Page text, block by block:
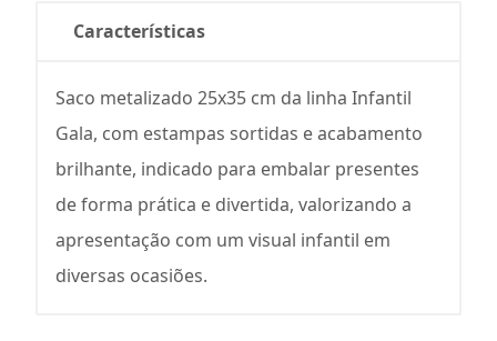
Características
Saco metalizado 25x35 cm da linha Infantil
Gala, com estampas sortidas e acabamento
brilhante, indicado para embalar presentes
de forma prática e divertida, valorizando a
apresentação com um visual infantil em
diversas ocasiões.